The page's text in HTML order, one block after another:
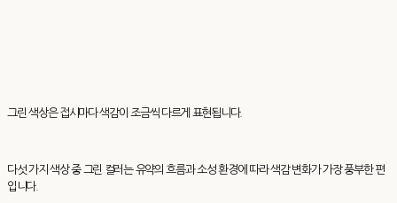
그린 색상은 접시마다 색감이 조금씩 다르게 표현됩니다.
다섯 가지 색상 중 그린 컬러는 유약의 흐름과 소성 환경에 따라 색감 변화가 가장 풍부한 편
입니다.